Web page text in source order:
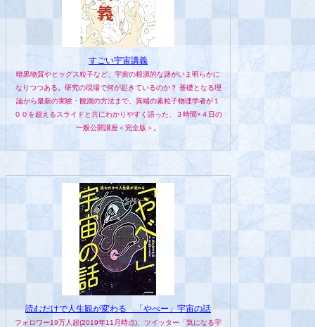
すごい宇宙講義
暗黒物質やヒッグス粒子など、宇宙の根源的な謎がいま明らかに
なりつつある。研究の現場で何が起きているのか？ 基礎となる理
論から最新の実験・観測の方法まで、異端の素粒子物理学者が１
００を超えるスライドと共にわかりやすく語った、３時間×４日の
一般公開講座＜完全版＞。
読むだけで人生観が変わる 「やべー」宇宙の話
フォロワー19万人超(2019年11月時点)、ツイッター「気になる宇